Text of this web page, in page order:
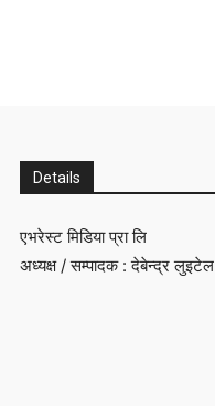
Details
एभरेस्ट मिडिया प्रा लि
अध्यक्ष / सम्पादक : देबेन्द्र लुइटेल